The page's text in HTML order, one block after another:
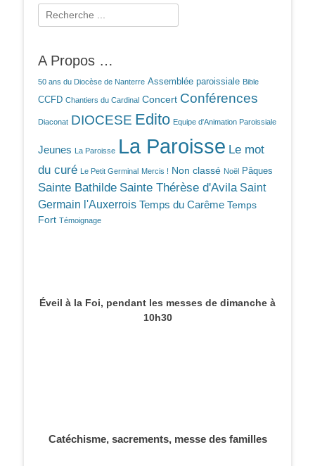
Rechercher :
A Propos …
50 ans du Diocèse de Nanterre Assemblée paroissiale Bible
CCFD Chantiers du Cardinal Concert Conférences
Diaconat DIOCESE Edito Equipe d'Animation Paroissiale
Jeunes La Paroisse La Paroisse Le mot
du curé Le Petit Germinal Mercis ! Non classé Noël Pâques
Sainte Bathilde Sainte Thérèse d'Avila Saint
Germain l'Auxerrois Temps du Carême Temps
Fort Témoignage
Éveil à la Foi, pendant les messes de dimanche à
10h30
Catéchisme, sacrements, messe des familles